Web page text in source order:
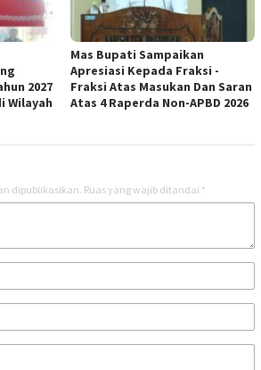
2027
Wilayah
Mas Bupati Sampaikan
Apresiasi Kepada Fraksi -
Fraksi Atas Masukan Dan Saran
Atas 4 Raperda Non-APBD 2026
dipublikasikan. Ruas yang wajib ditandai *